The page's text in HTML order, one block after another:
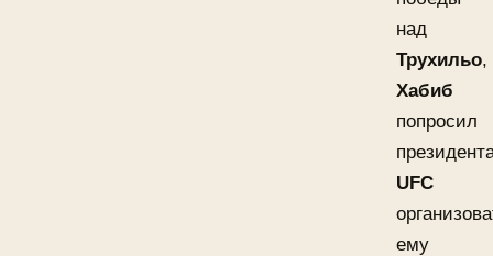
над
Трухильо,
Хабиб
попросил
UFC
ему